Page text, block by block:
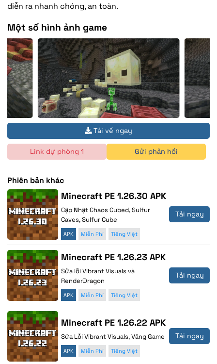
diễn ra nhanh chóng, an toàn.
Một số hình ảnh game
Tải về ngay
Link dự phòng 1 Gửi phản hồi
Phiên bản khác
Minecraft PE 1.26.30 APK
Cập Nhật Chaos Cubed, Sulfur
Caves, Sulfur Cube
APK Miễn Phí Tiếng Việt
Tải ngay
Minecraft PE 1.26.23 APK
Sửa lỗi Vibrant Visuals và
RenderDragon
APK Miễn Phí Tiếng Việt
Tải ngay
Minecraft PE 1.26.22 APK
Sửa Lỗi Vibrant Visuals, Văng Game
APK Miễn Phí Tiếng Việt
Tải ngay